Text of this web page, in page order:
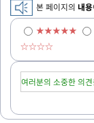
본 페이지의 내용
★★★★★
☆☆☆☆